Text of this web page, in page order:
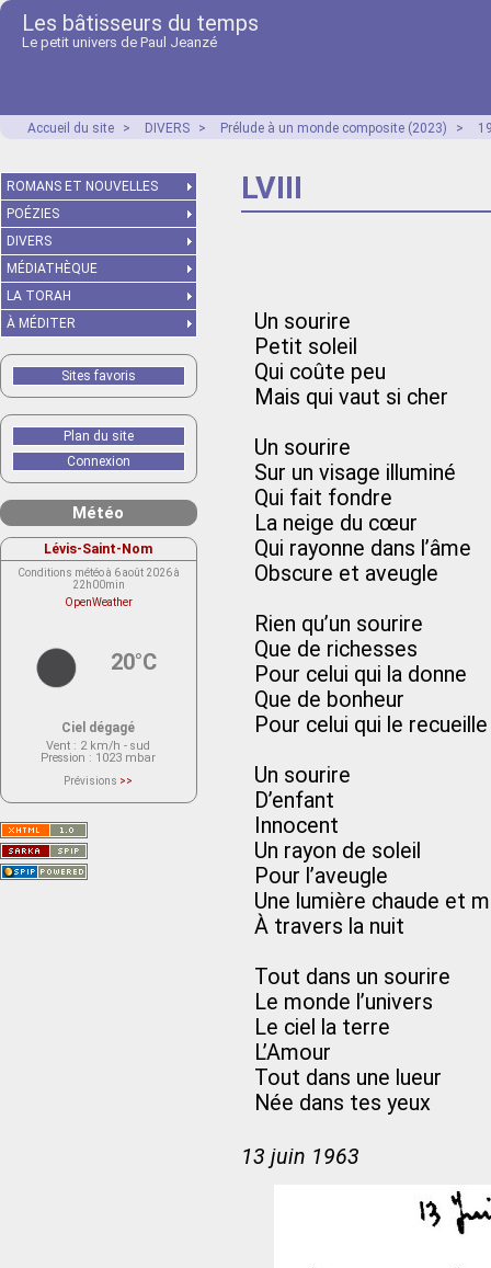
Les bâtisseurs du temps
Le petit univers de Paul Jeanzé
Accueil du site > DIVERS > Prélude à un monde composite (2023) >
LVIII
Un sourire
Petit soleil
Qui coûte peu
Mais qui vaut si cher
Un sourire
Sur un visage illuminé
Qui fait fondre
La neige du cœur
Qui rayonne dans l’âme
Obscure et aveugle
Rien qu’un sourire
Que de richesses
Pour celui qui la donne
Que de bonheur
Pour celui qui le recueille
Un sourire
D’enfant
Innocent
Un rayon de soleil
Pour l’aveugle
Une lumière chaude et
À travers la nuit
Tout dans un sourire
Le monde l’univers
Le ciel la terre
L’Amour
Tout dans une lueur
Née dans tes yeux
13 juin 1963
ROMANS ET NOUVELLES
POÉZIES
DIVERS
MÉDIATHÈQUE
LA TORAH
À MÉDITER
Sites favoris
Plan du site
Connexion
Météo
Lévis-Saint-Nom
Conditions météo à 6 août 2026 à
22h00min
OpenWeather
20°C
Ciel dégagé
Vent : 2 km/h - sud
Pression : 1023 mbar
Prévisions >>
actuellement aucune prévision
Saint-Nom.
Veuillez consulter le message du
service ci-dessous.
(401 - Invalid API key. Please see
https://openweathermap.org/faq#error401